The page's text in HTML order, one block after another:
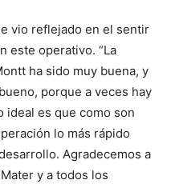
vio reflejado en el sentir
este operativo. “La
ha sido muy buena, y
porque a veces hay
ideal es que como son
lo más rápido
Agradecemos a
y a todos los